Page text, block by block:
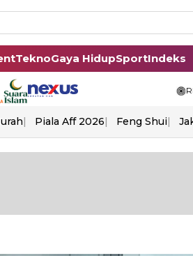
TeknoGaya HidupSportIndeks
Piala Aff 2026 Feng Shui